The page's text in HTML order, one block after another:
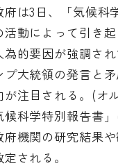
府は3日、「気候科
活動によって引き
為的要因が強調さ
プ大統領の発言と
が注目される。(オ
候科学特別報告書
府機関の研究結果
される。